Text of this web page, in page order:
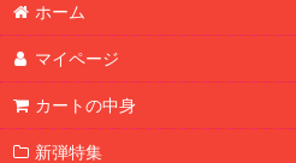
ホーム
マイページ
カートの中身
新弾特集